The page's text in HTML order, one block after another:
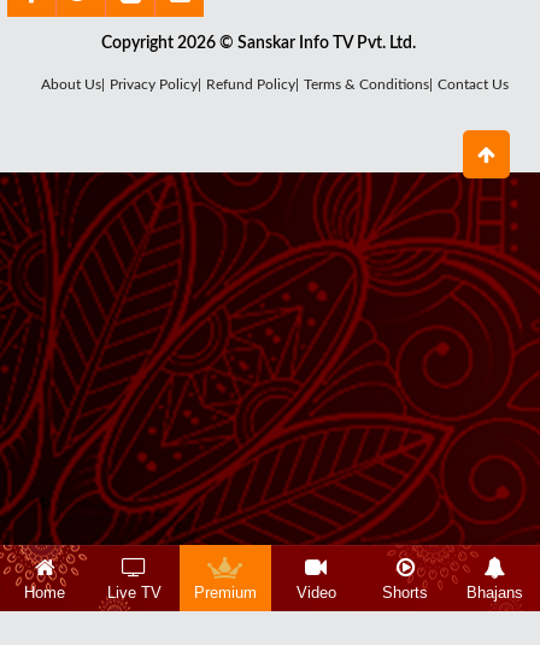
Copyright 2026 © Sanskar Info TV Pvt. Ltd.
About Us| Privacy Policy| Refund Policy| Terms & Conditions| Contact Us
Home Live TV Premium Video Shorts Bhajans